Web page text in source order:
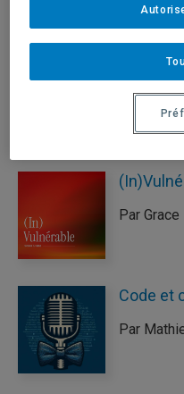
Par Services à la
Par
Code et
Par